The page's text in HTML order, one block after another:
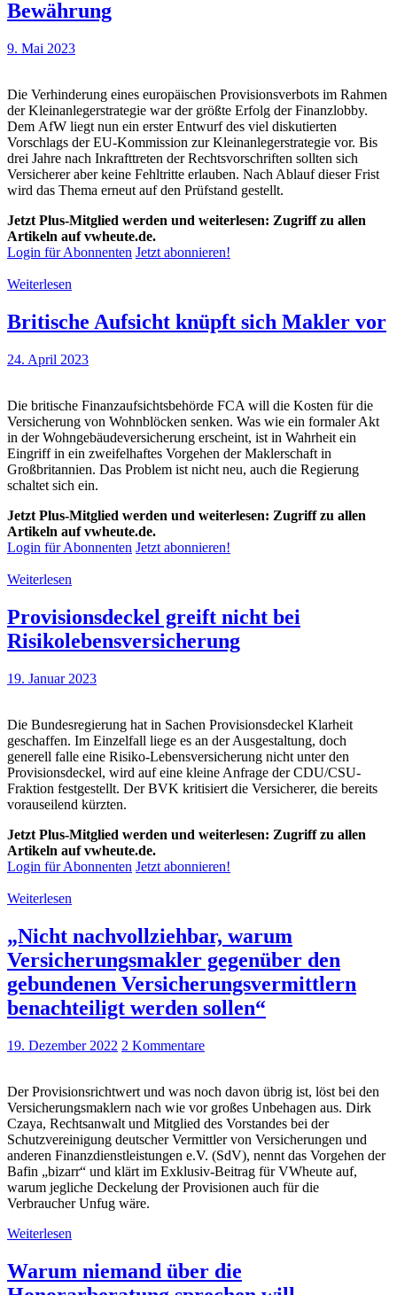
Bewährung
9. Mai 2023
Die Verhinderung eines europäischen Provisionsverbots im Rahmen
der Kleinanlegerstrategie war der größte Erfolg der Finanzlobby.
Dem AfW liegt nun ein erster Entwurf des viel diskutierten
Vorschlags der EU-Kommission zur Kleinanlegerstrategie vor. Bis
drei Jahre nach Inkrafttreten der Rechtsvorschriften sollten sich
Versicherer aber keine Fehltritte erlauben. Nach Ablauf dieser Frist
wird das Thema erneut auf den Prüfstand gestellt.
Jetzt Plus-Mitglied werden und weiterlesen: Zugriff zu allen
Artikeln auf vwheute.de.
Login für Abonnenten Jetzt abonnieren!
Weiterlesen
Britische Aufsicht knüpft sich Makler vor
24. April 2023
Die britische Finanzaufsichtsbehörde FCA will die Kosten für die
Versicherung von Wohnblöcken senken. Was wie ein formaler Akt
in der Wohngebäudeversicherung erscheint, ist in Wahrheit ein
Eingriff in ein zweifelhaftes Vorgehen der Maklerschaft in
Großbritannien. Das Problem ist nicht neu, auch die Regierung
schaltet sich ein.
Jetzt Plus-Mitglied werden und weiterlesen: Zugriff zu allen
Artikeln auf vwheute.de.
Login für Abonnenten Jetzt abonnieren!
Weiterlesen
Provisionsdeckel greift nicht bei
Risikolebensversicherung
19. Januar 2023
Die Bundesregierung hat in Sachen Provisionsdeckel Klarheit
geschaffen. Im Einzelfall liege es an der Ausgestaltung, doch
generell falle eine Risiko-Lebensversicherung nicht unter den
Provisionsdeckel, wird auf eine kleine Anfrage der CDU/CSU-
Fraktion festgestellt. Der BVK kritisiert die Versicherer, die bereits
vorauseilend kürzten.
Jetzt Plus-Mitglied werden und weiterlesen: Zugriff zu allen
Artikeln auf vwheute.de.
Login für Abonnenten Jetzt abonnieren!
Weiterlesen
„Nicht nachvollziehbar, warum
Versicherungsmakler gegenüber den
gebundenen Versicherungsvermittlern
benachteiligt werden sollen“
19. Dezember 2022 2 Kommentare
Der Provisionsrichtwert und was noch davon übrig ist, löst bei den
Versicherungsmaklern nach wie vor großes Unbehagen aus. Dirk
Czaya, Rechtsanwalt und Mitglied des Vorstandes bei der
Schutzvereinigung deutscher Vermittler von Versicherungen und
anderen Finanzdienstleistungen e.V. (SdV), nennt das Vorgehen der
Bafin „bizarr“ und klärt im Exklusiv-Beitrag für VWheute auf,
warum jegliche Deckelung der Provisionen auch für die
Verbraucher Unfug wäre.
Weiterlesen
Warum niemand über die